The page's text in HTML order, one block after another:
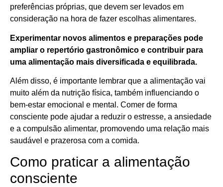
preferências próprias, que devem ser levados em
consideração na hora de fazer escolhas alimentares.
Experimentar novos alimentos e preparações pode
ampliar o repertório gastronômico e contribuir para
uma alimentação mais diversificada e equilibrada.
Além disso, é importante lembrar que a alimentação vai
muito além da nutrição física, também influenciando o
bem-estar emocional e mental. Comer de forma
consciente pode ajudar a reduzir o estresse, a ansiedade
e a compulsão alimentar, promovendo uma relação mais
saudável e prazerosa com a comida.
Como praticar a alimentação
consciente